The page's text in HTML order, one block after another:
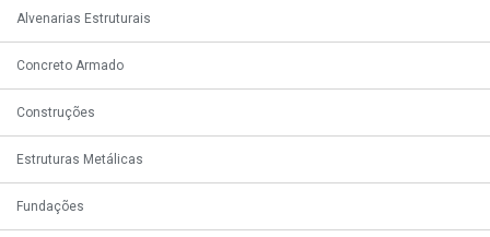
Alvenarias Estruturais
Concreto Armado
Construções
Estruturas Metálicas
Fundações